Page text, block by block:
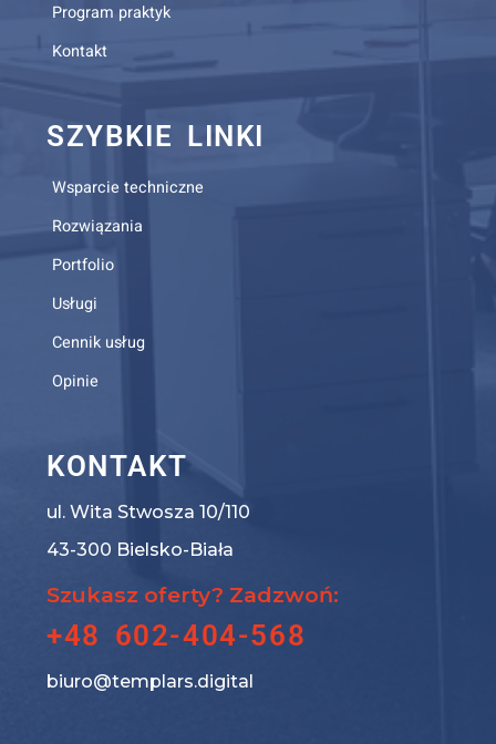
Program praktyk
Kontakt
SZYBKIE LINKI
Wsparcie techniczne
Rozwiązania
Portfolio
Usługi
Cennik usług
Opinie
KONTAKT
ul. Wita Stwosza 10/110
43-300 Bielsko-Biała
Szukasz oferty? Zadzwoń:
+48 602-404-568
biuro@templars.digital